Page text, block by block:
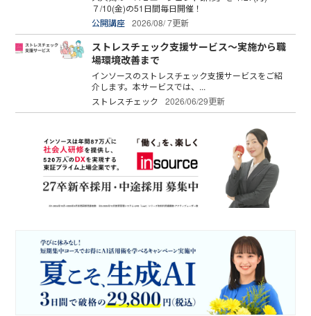
７/10(金)の51日間毎日開催！
公開講座 2026/08/ 7更新
ストレスチェック支援サービス～実施から職
場環境改善まで
インソースのストレスチェック支援サービスをご紹
介します。本サービスでは、...
ストレスチェック
2026/06/29更新